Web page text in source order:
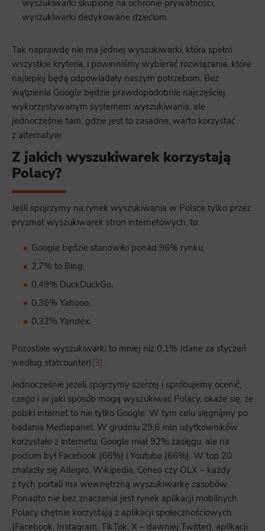
wyszukiwarki skupione na ochronie prywatności,
wyszukiwarki dedykowane dzieciom.
Tak naprawdę nie ma jednej wyszukiwarki, która spełni
wszystkie kryteria, i powinniśmy wybierać rozwiązania, które
najlepiej będą odpowiadały naszym potrzebom. Bez
wątpienia Google będzie prawdopodobnie najczęściej
wykorzystywanym systemem wyszukiwania, ale
jednocześnie tam, gdzie jest to zasadne, warto korzystać
z alternatyw.
Z jakich wyszukiwarek korzystają
Polacy?
Jeśli spojrzymy na rynek wyszukiwania w Polsce tylko przez
pryzmat wyszukiwarek stron internetowych, to:
Google będzie stanowiło ponad 96% rynku,
2,7% to Bing,
0,49% DuckDuckGo,
0,36% Yahooo,
0,32% Yandex.
Pozostałe wyszukiwarki to mniej niż 0,1% (dane za styczeń
według statcounter) [3].
Jednocześnie jeżeli spojrzymy szerzej i spróbujemy ocenić,
czego i w jaki sposób mogą wyszukiwać Polacy, okaże się, że
polski internet to nie tylko Google. W tym celu sięgnijmy po
badania Mediapanel. W grudniu 29,6 mln użytkowników
korzystało z internetu. Google miał 92% zasięgu, ale na
podium był Facebook (66%) i Youtube (66%). W top 20
znalazły się Allegro, Wikipedia, Ceneo czy OLX – każdy
z tych portali ma wewnętrzną wyszukiwarkę zasobów.
Ponadto nie bez znaczenia jest rynek aplikacji mobilnych.
Polacy chętnie korzystają z aplikacji społecznościowych
(Facebook, Instagram, TikTok, X – dawniej Twitter), aplikacji